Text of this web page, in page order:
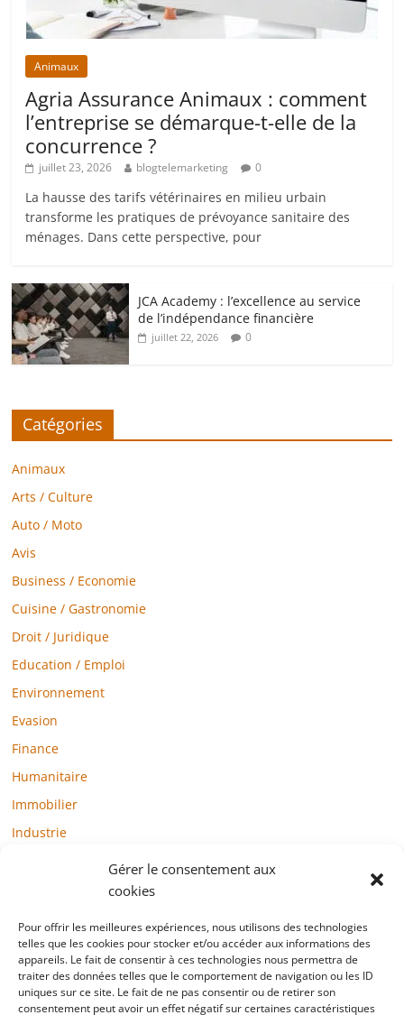
Gérer le consentement aux
cookies
Pour offrir les meilleures expériences, nous utilisons des technologies
telles que les cookies pour stocker et/ou accéder aux informations des
appareils. Le fait de consentir à ces technologies nous permettra de
traiter des données telles que le comportement de navigation ou les ID
uniques sur ce site. Le fait de ne pas consentir ou de retirer son
consentement peut avoir un effet négatif sur certaines caractéristiques
Animaux
Agria Assurance Animaux : comment
l’entreprise se démarque-t-elle de la
concurrence ?
juillet 23, 2026 blogtelemarketing 0
La hausse des tarifs vétérinaires en milieu urbain
transforme les pratiques de prévoyance sanitaire des
ménages. Dans cette perspective, pour
JCA Academy : l’excellence au service
de l’indépendance financière
juillet 22, 2026 0
Catégories
Animaux
Arts / Culture
Auto / Moto
Avis
Business / Economie
Cuisine / Gastronomie
Droit / Juridique
Education / Emploi
Environnement
Evasion
Finance
Humanitaire
Immobilier
Industrie
Mode / Beauté / Bien-être
Santé
Société